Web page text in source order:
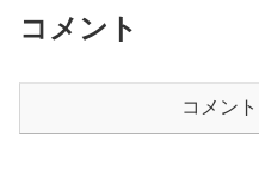
コメント
コメン